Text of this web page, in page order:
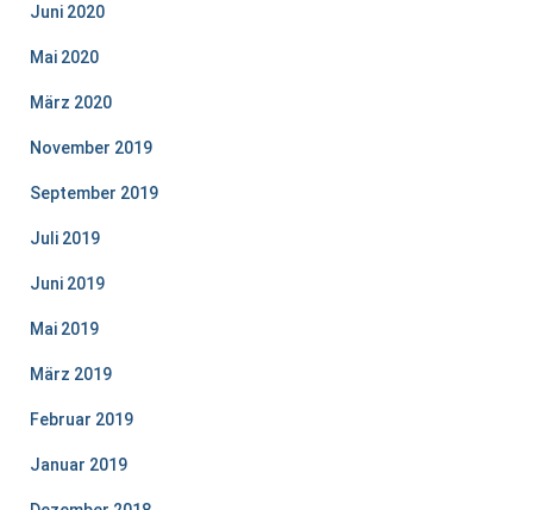
Juni 2020
Mai 2020
März 2020
November 2019
September 2019
Juli 2019
Juni 2019
Mai 2019
März 2019
Februar 2019
Januar 2019